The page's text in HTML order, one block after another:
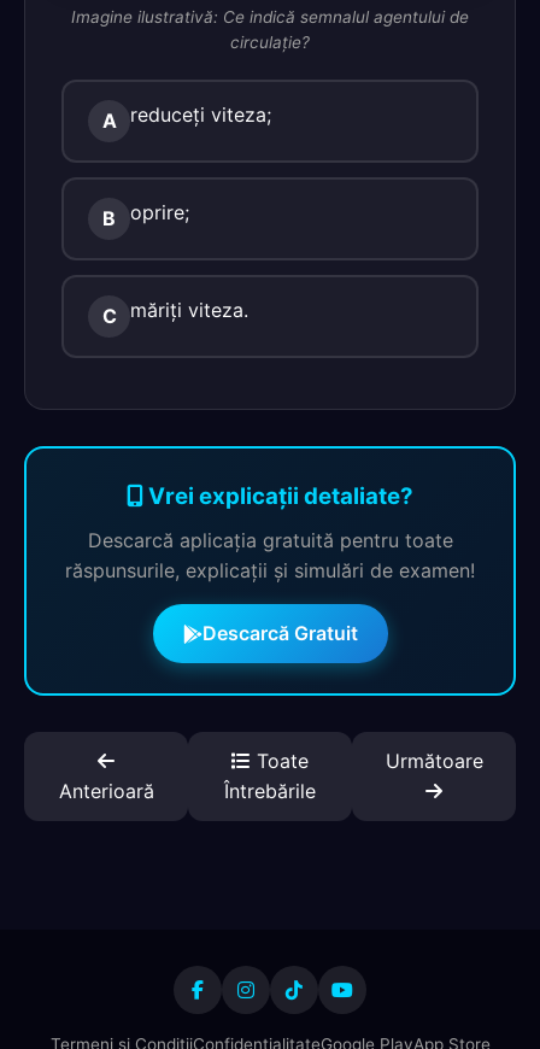
Imagine ilustrativă: Ce indică semnalul agentului de
circulaţie?
A reduceţi viteza;
B oprire;
C măriţi viteza.
Vrei explicații detaliate?
Descarcă aplicația gratuită pentru toate
răspunsurile, explicații și simulări de examen!
Descarcă Gratuit
Anterioară
Toate
Întrebările
Următoare
Termeni și CondițiiConfidențialitateGoogle PlayApp Store